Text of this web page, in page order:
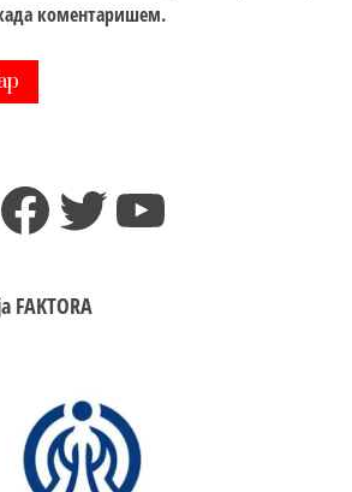
коментаришем.
Facebook
TwitterYouTube
FAKTORA